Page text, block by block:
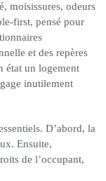
moisissures, odeurs
first, pensé pour
et des repères
état un logement
inutilement
D’abord, la
Ensuite,
de l’occupant,